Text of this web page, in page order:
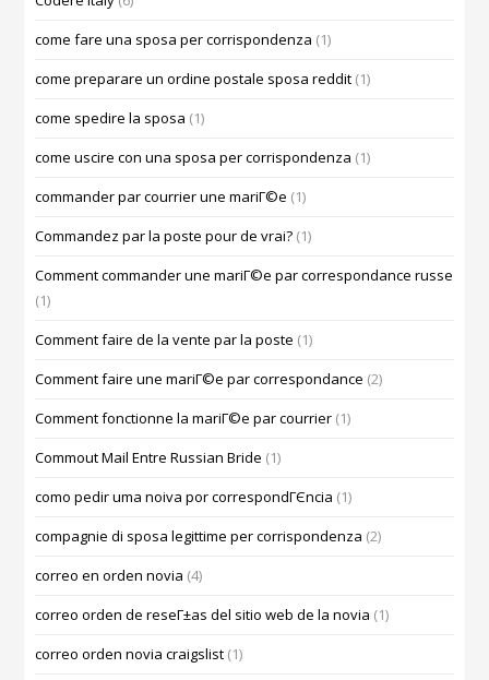
come fare una sposa per corrispondenza (1)
come preparare un ordine postale sposa reddit (1)
come spedire la sposa (1)
come uscire con una sposa per corrispondenza (1)
commander par courrier une mariГ©e (1)
Commandez par la poste pour de vrai? (1)
Comment commander une mariГ©e par correspondance russe
(1)
Comment faire de la vente par la poste (1)
Comment faire une mariГ©e par correspondance (2)
Comment fonctionne la mariГ©e par courrier (1)
Commout Mail Entre Russian Bride (1)
como pedir uma noiva por correspondГЄncia (1)
compagnie di sposa legittime per corrispondenza (2)
correo en orden novia (4)
correo orden de reseГ±as del sitio web de la novia (1)
correo orden novia craigslist (1)